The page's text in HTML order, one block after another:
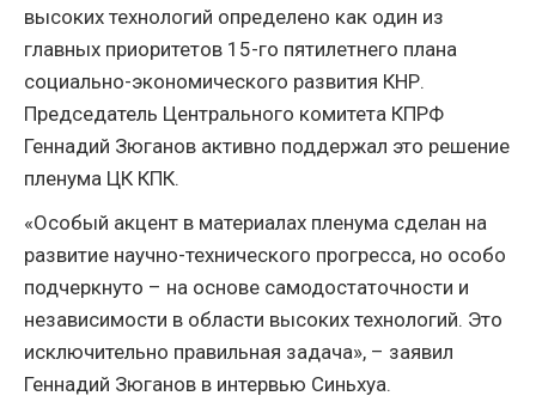
высоких технологий определено как один из
главных приоритетов 15-го пятилетнего плана
социально-экономического развития КНР.
Председатель Центрального комитета КПРФ
Геннадий Зюганов активно поддержал это решение
пленума ЦК КПК.
«Особый акцент в материалах пленума сделан на
развитие научно-технического прогресса, но особо
подчеркнуто – на основе самодостаточности и
независимости в области высоких технологий. Это
исключительно правильная задача», – заявил
Геннадий Зюганов в интервью Синьхуа.